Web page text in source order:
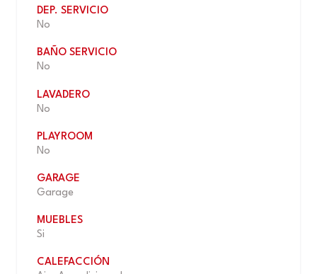
DEP. SERVICIO
No
BAÑO SERVICIO
No
LAVADERO
No
PLAYROOM
No
GARAGE
Garage
MUEBLES
Si
CALEFACCIÓN